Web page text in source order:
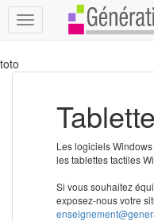
Toggle
navigation
toto
Les logiciels Windows
les tablettes tactiles
Si vous souhaitez
exposez-nous votre